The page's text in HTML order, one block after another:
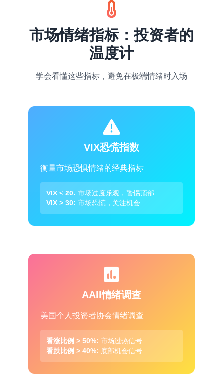
市场情绪指标：投资者的
温度计
学会看懂这些指标，避免在极端情绪时入场
VIX恐慌指数
衡量市场恐惧情绪的经典指标
VIX < 20: 市场过度乐观，警惕顶部
VIX > 30: 市场恐慌，关注机会
AAII情绪调查
美国个人投资者协会情绪调查
看涨比例 > 50%: 市场过热信号
看跌比例 > 40%: 底部机会信号